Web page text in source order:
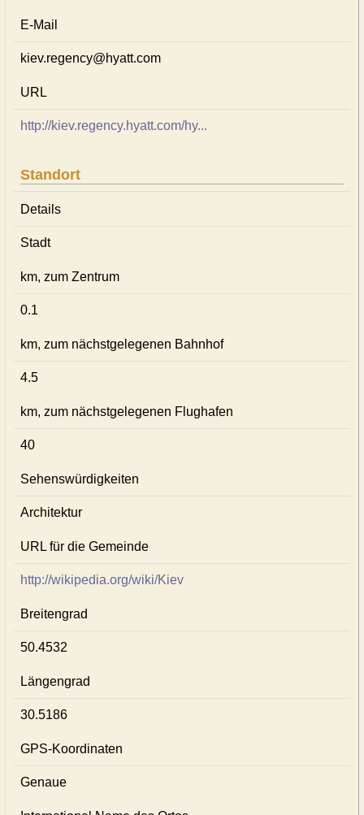
E-Mail
kiev.regency@hyatt.com
URL
http://kiev.regency.hyatt.com/hy...
Standort
Details
Stadt
km, zum Zentrum
0.1
km, zum nächstgelegenen Bahnhof
4.5
km, zum nächstgelegenen Flughafen
40
Sehenswürdigkeiten
Architektur
URL für die Gemeinde
http://wikipedia.org/wiki/Kiev
Breitengrad
50.4532
Längengrad
30.5186
GPS-Koordinaten
Genaue